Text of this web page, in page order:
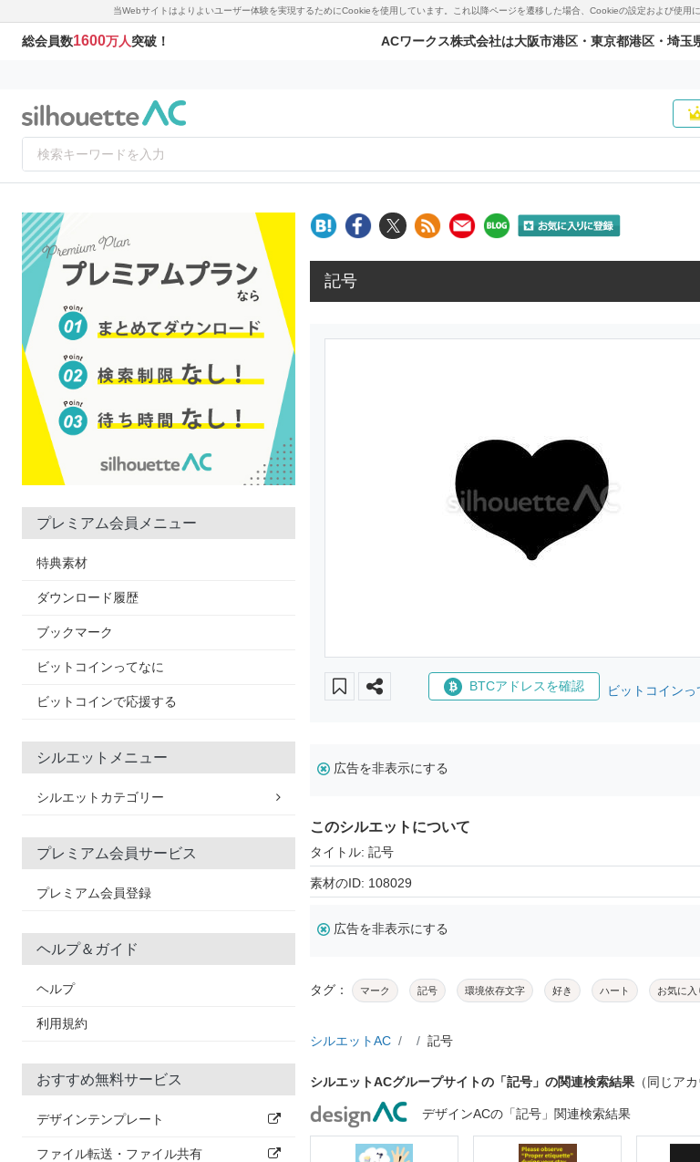
当Webサイトはよりよいユーザー体験を実現するためにCookieを使用しています。これ以降ページを遷移した場合、Cookieの設定および使用
総会員数1600万人突破！ ACワークス株式会社は大阪市港区・東京都港区・埼玉
プレミアム会員メニュー
特典素材
ダウンロード履歴
ブックマーク
ビットコインってなに
ビットコインで応援する
シルエットメニュー
シルエットカテゴリー
プレミアム会員サービス
プレミアム会員登録
ヘルプ＆ガイド
ヘルプ
利用規約
おすすめ無料サービス
デザインテンプレート
ファイル転送・ファイル共有
記号
BTCアドレスを確認 ビットコイン
広告を非表示にする
このシルエットについて
タイトル: 記号
素材のID: 108029
広告を非表示にする
タグ： マーク 記号 環境依存文字 好き ハート お気に入
シルエットAC 記号
シルエットACグループサイトの「記号」の関連検索結果 （同じア
デザインACの「記号」関連検索結果